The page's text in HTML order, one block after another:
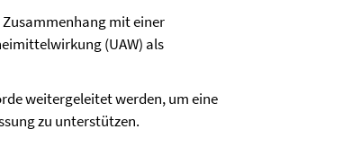
mit einer
(UAW) als
weitergeleitet werden, um eine
zu unterstützen.